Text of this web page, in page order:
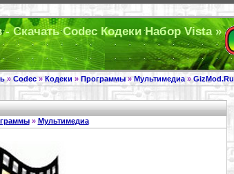
Скачать Codec Кодеки Набор Vista »
» Codec»Кодеки » Программы»Мультимедиа »GizMod.Ru
» Мультимедиа